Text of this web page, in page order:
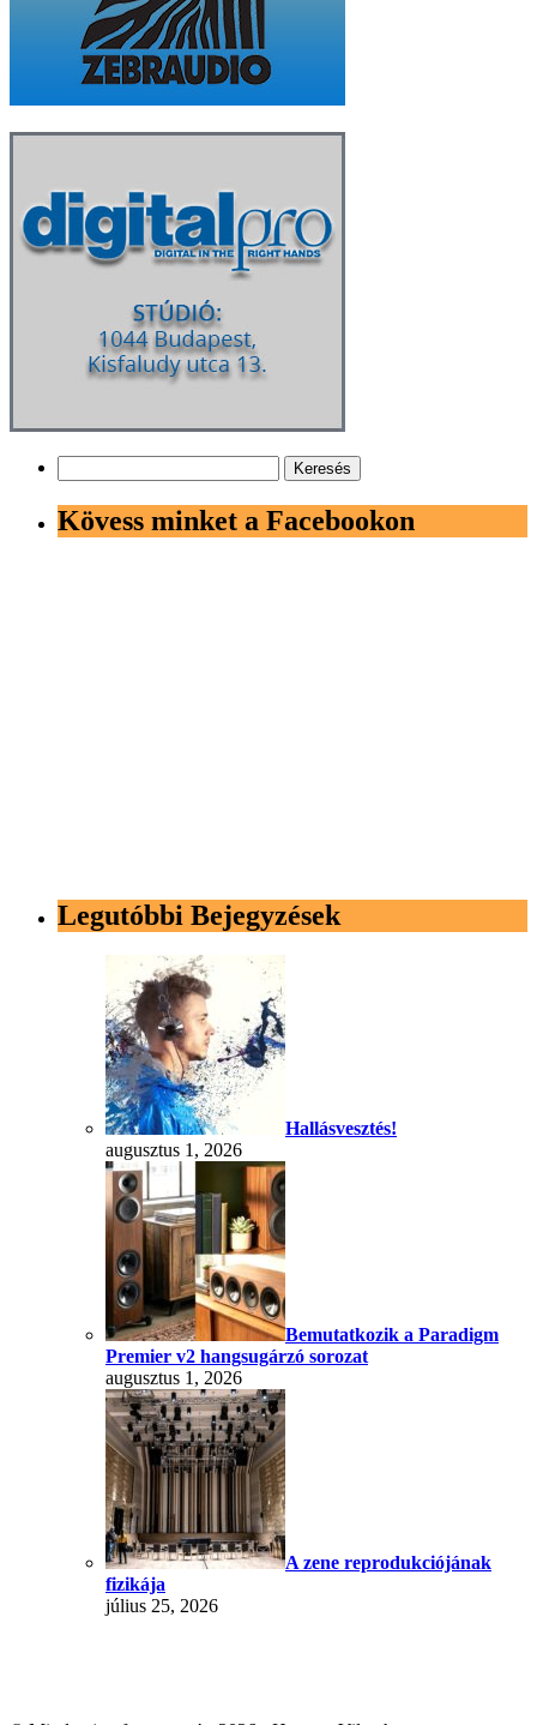
Kövess minket a Facebookon
Legutóbbi Bejegyzések
Hallásvesztés!
augusztus 1, 2026
Bemutatkozik a Paradigm
Premier v2 hangsugárzó sorozat
augusztus 1, 2026
A zene reprodukciójának
fizikája
július 25, 2026